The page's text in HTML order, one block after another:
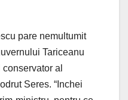
pare nemultumit
Tariceanu
al
Seres. “Inchei